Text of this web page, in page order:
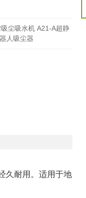
尘吸水机 A21-A超静
人吸尘器
久耐用。适用于地